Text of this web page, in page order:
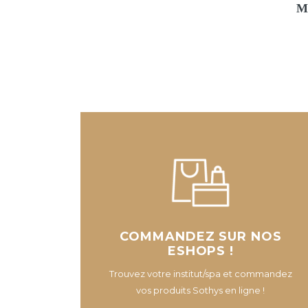
COMMANDEZ SUR NOS
ESHOPS !
Trouvez votre institut/spa et commandez
vos produits Sothys en ligne !